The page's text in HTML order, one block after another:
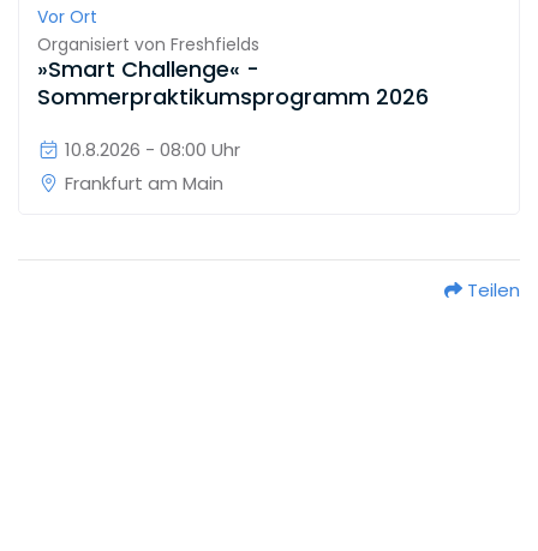
Vor Ort
Organisiert von Freshfields
»Smart Challenge« -
Sommerpraktikumsprogramm 2026
10.8.2026 - 08:00 Uhr
Frankfurt am Main
Teilen